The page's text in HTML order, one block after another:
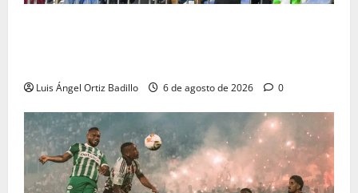
Luis Ángel Ortiz Badillo 6 de agosto de 2026 0